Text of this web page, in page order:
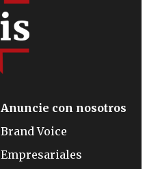
Anuncie con nosotros
Brand Voice
Empresariales